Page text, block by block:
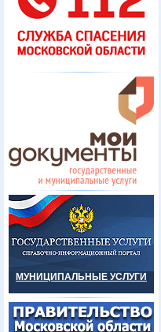
МУНИЦИПАЛЬНЫЕ УСЛУГИ